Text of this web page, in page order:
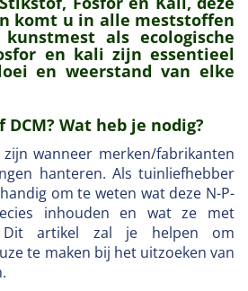
komt u in alle meststoffen
als ecologische
en kali zijn essentieel
en weerstand van elke
DCM? Wat heb je nodig?
wanneer merken/fabrikanten
hanteren. Als tuinliefhebber
om te weten wat deze N-P-
inhouden en wat ze met
artikel zal je helpen om
te maken bij het uitzoeken van